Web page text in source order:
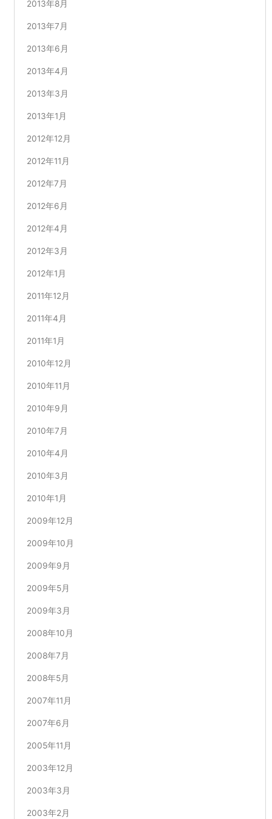
2013年8月
2013年7月
2013年6月
2013年4月
2013年3月
2013年1月
2012年12月
2012年11月
2012年7月
2012年6月
2012年4月
2012年3月
2012年1月
2011年12月
2011年4月
2011年1月
2010年12月
2010年11月
2010年9月
2010年7月
2010年4月
2010年3月
2010年1月
2009年12月
2009年10月
2009年9月
2009年5月
2009年3月
2008年10月
2008年7月
2008年5月
2007年11月
2007年6月
2005年11月
2003年12月
2003年3月
2003年2月